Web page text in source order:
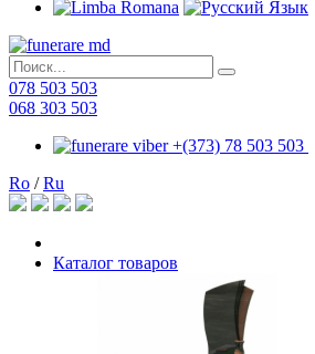
078 503 503
068 303 503
+(373) 78 503 503
Ro /Ru
Каталог товаров